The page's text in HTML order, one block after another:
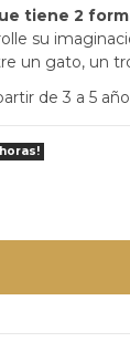
tiene 2
su
un gato, un
de 3 a 5